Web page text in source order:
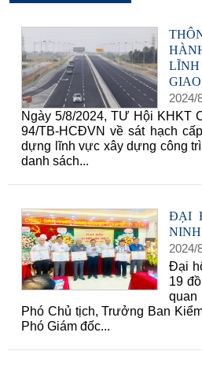
2024/
Ngày 5/8/2024, TƯ Hội KHKT
94/TB-HCĐVN về sát hạch
dựng lĩnh vực xây dựng công
danh sách...
ĐẠI
2024/
Đại
19
Phó Chủ tịch, Trưởng Ban
Phó Giám đốc...